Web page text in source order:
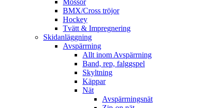
Mössor
BMX/Cross tröjor
Hockey
Tvätt & Impregnering
Skidanläggning
Avspärrning
Allt inom Avspärrning
Band, rep, falggspel
Skyltning
Käppar
Nät
Avspärrningsnät